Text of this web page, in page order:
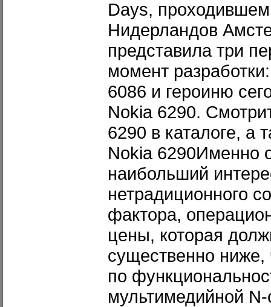
Days,
Нидерландов
представила три
момент
6086 и героиню
Nokia 6290.
6290 в каталоге, а
Nokia 6290Именно
наибольший
нетрадиционного
фактора,
цены, которая
существенно
по
мультимедийной